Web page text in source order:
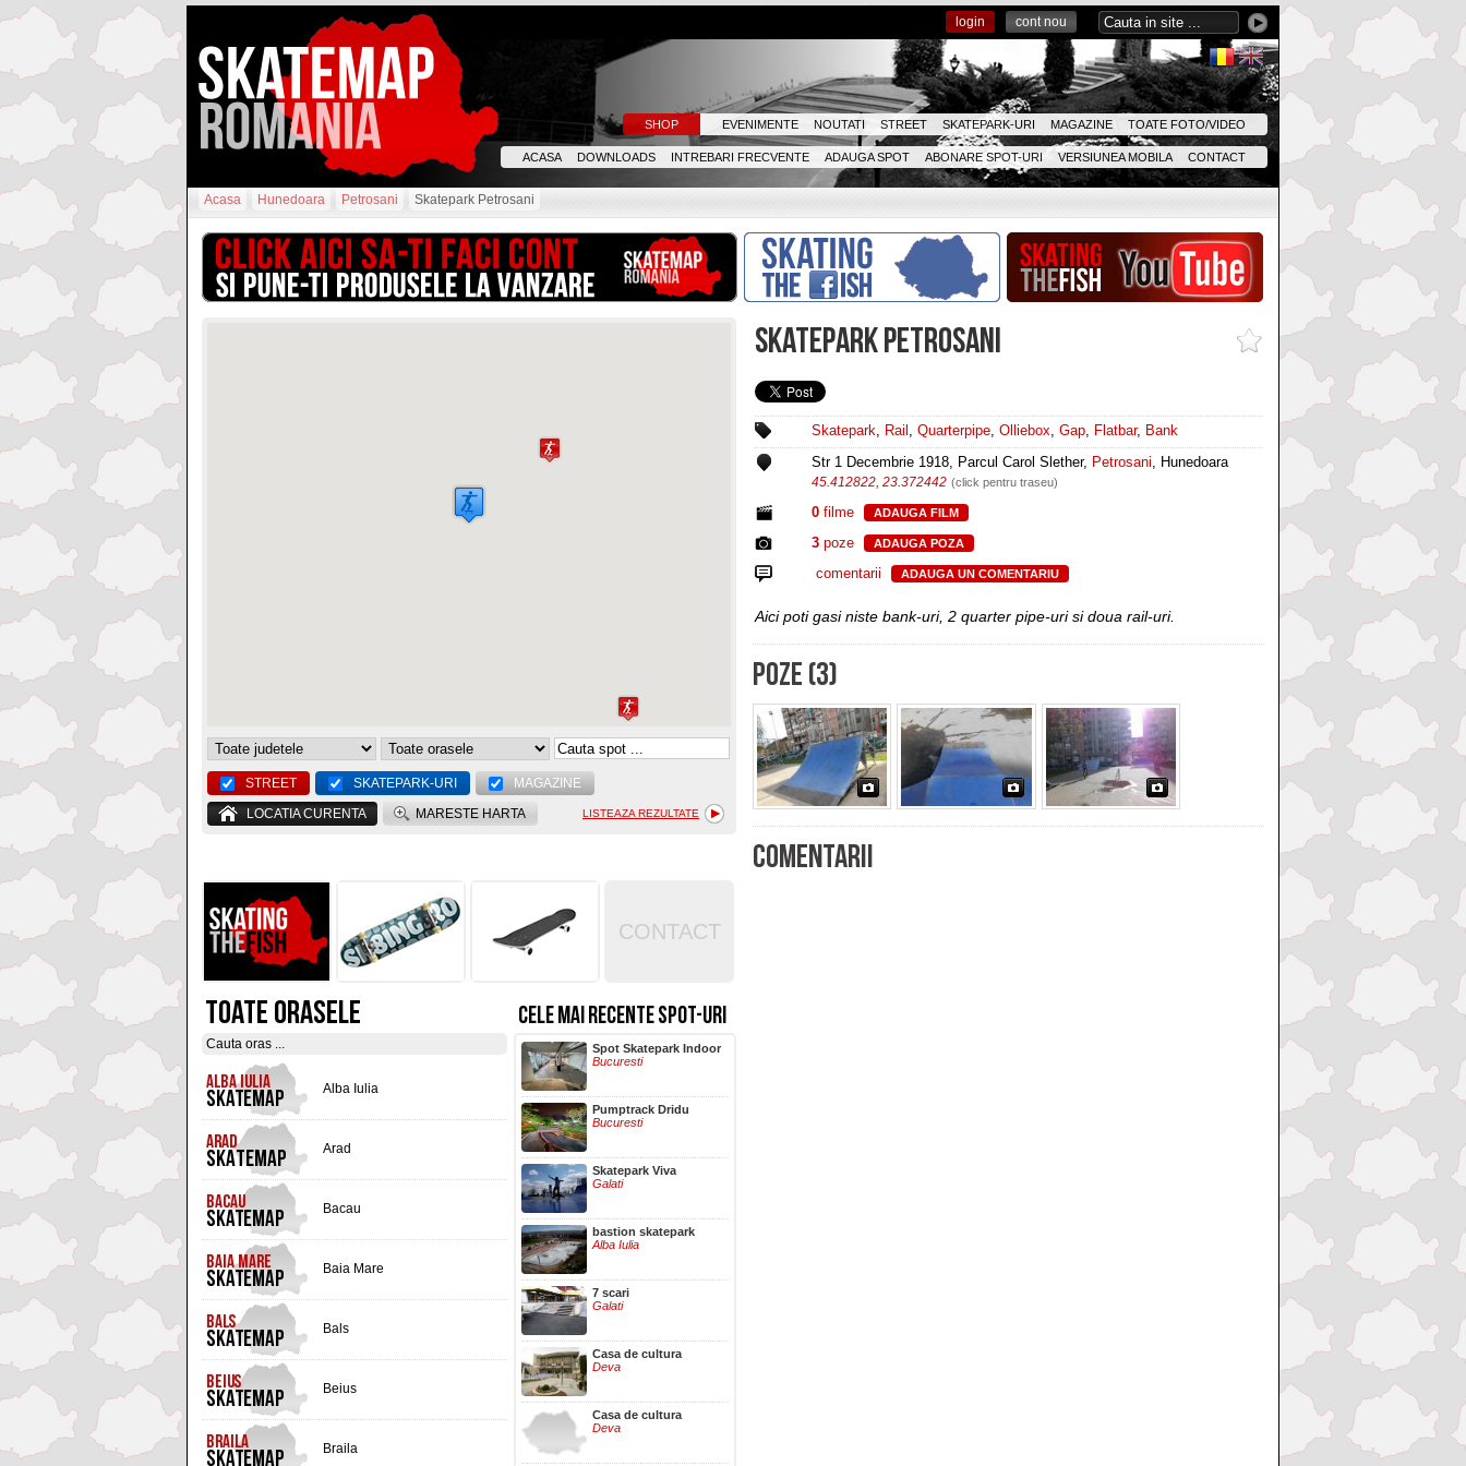
login cont nou
SHOP EVENIMENTE NOUTATI STREET SKATEPARK-URI MAGAZINE TOATE FOTO/VIDEO
ACASA DOWNLOADS INTREBARI FRECVENTE ADAUGA SPOT ABONARE SPOT-URI VERSIUNEA MOBILA CONTACT
Acasa Hunedoara Petrosani Skatepark Petrosani
STREET SKATEPARK-URI
MAGAZINE
LOCATIA CURENTA
MARESTE HARTA LISTEAZA REZULTATE
CONTACT
TOATE ORASELE
Alba Iulia
Arad
Bacau
Baia Mare
Bals
Beius
Braila
CELE MAI RECENTE SPOT-URI
Hala Centrala
Iasi
Spot Skatepark Indoor
Bucuresti
Pumptrack Dridu
Bucuresti
Skatepark Viva
Galati
bastion skatepark
Alba Iulia
7 scari
Galati
Casa de cultura
Deva
Casa de cultura
Deva
SKATEPARK PETROSANI
Skatepark, Rail , Quarterpipe, Olliebox, Gap, Flatbar, Bank
Str 1 Decembrie 1918, Parcul Carol Slether, Petrosani, Hunedoara
45.412822, 23.372442 (click pentru traseu)
0 filme ADAUGA FILM
3 poze ADAUGA POZA
comentarii ADAUGA UN COMENTARIU
Aici poti gasi niste bank-uri, 2 quarter pipe-uri si doua rail-uri.
POZE (3)
COMENTARII